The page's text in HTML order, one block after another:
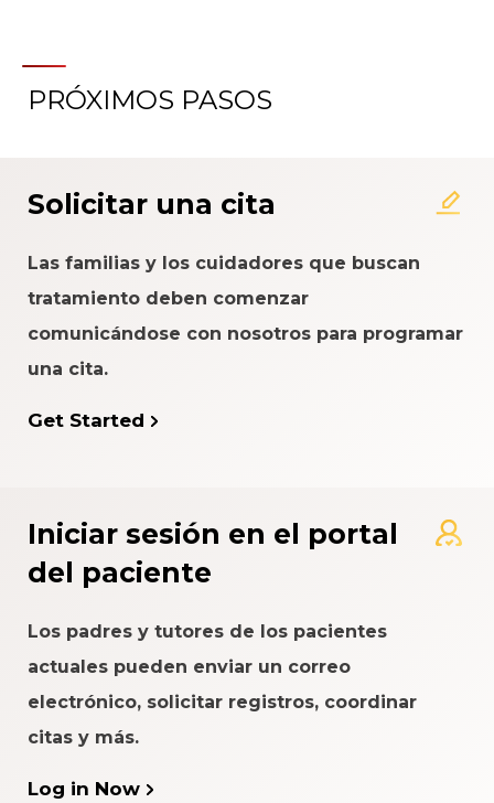
Acerca del Sistema de
del Paciente
PRÓXIMOS PASOS
Solicitar una cita
Las familias y los cuidadores que buscan
tratamiento deben comenzar
comunicándose con nosotros para programar
una cita.
Get Started
Iniciar sesión en el portal
del paciente
Los padres y tutores de los pacientes
actuales pueden enviar un correo
electrónico, solicitar registros, coordinar
citas y más.
Log in Now